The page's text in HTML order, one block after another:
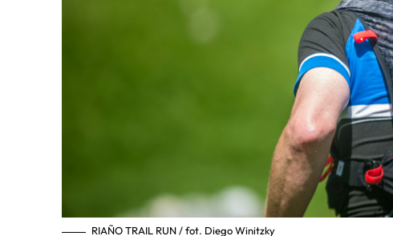
RIAÑO TRAIL RUN / fot. Diego Winitzky